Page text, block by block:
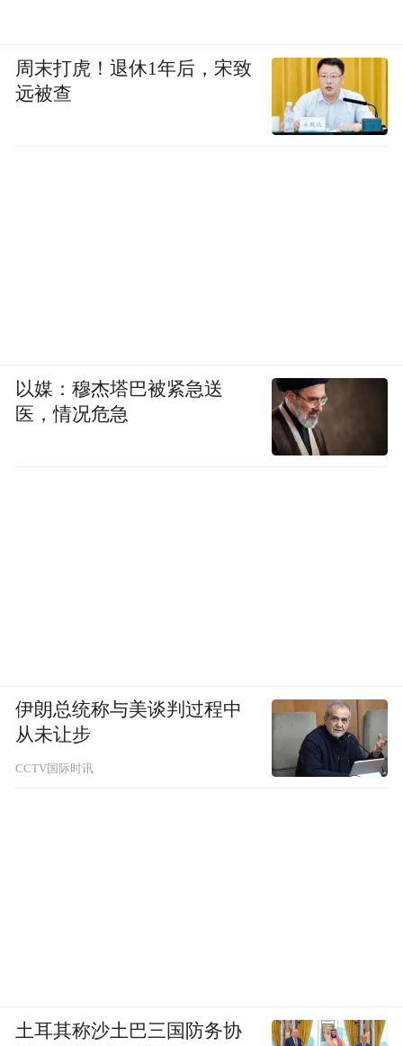
周末打虎！退休1年后，宋致
远被查
以媒：穆杰塔巴被紧急送
医，情况危急
伊朗总统称与美谈判过程中
从未让步
CCTV国际时讯
土耳其称沙土巴三国防务协